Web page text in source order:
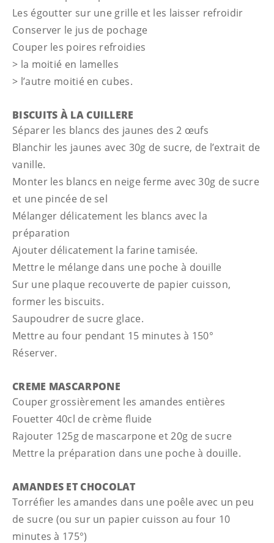
Les égoutter sur une grille et les laisser refroidir
Conserver le jus de pochage
Couper les poires refroidies
> la moitié en lamelles
> l’autre moitié en cubes.
BISCUITS À LA CUILLERE
Séparer les blancs des jaunes des 2 œufs
Blanchir les jaunes avec 30g de sucre, de l’extrait de
vanille.
Monter les blancs en neige ferme avec 30g de sucre
et une pincée de sel
Mélanger délicatement les blancs avec la
préparation
Ajouter délicatement la farine tamisée.
Mettre le mélange dans une poche à douille
Sur une plaque recouverte de papier cuisson,
former les biscuits.
Saupoudrer de sucre glace.
Mettre au four pendant 15 minutes à 150°
Réserver.
CREME MASCARPONE
Couper grossièrement les amandes entières
Fouetter 40cl de crème fluide
Rajouter 125g de mascarpone et 20g de sucre
Mettre la préparation dans une poche à douille.
AMANDES ET CHOCOLAT
Torréfier les amandes dans une poêle avec un peu
de sucre (ou sur un papier cuisson au four 10
minutes à 175°)